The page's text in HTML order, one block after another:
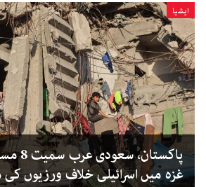
ایشیا
غزہ میں اسرائیلی خلاف ورزیوں